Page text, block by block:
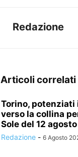
Redazione
Articoli correlati
Torino, potenziati
verso la collina
Sole del 12 agosto
Redazione - 6 Agosto